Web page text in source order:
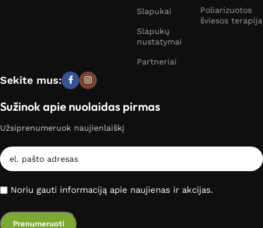
Slapukai
Slapukų
nustatymai
Partneriai
Poliarizuotos
šviesos terapija
Sekite mus:
Sužinok apie nuolaidas pirmas
Užsiprenumeruok naujienlaiškį
Noriu gauti informaciją apie naujienas ir akcijas.